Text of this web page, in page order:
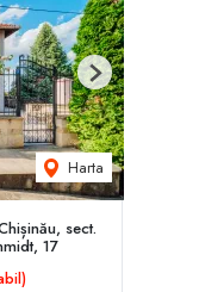
Harta
Next
sect.
17